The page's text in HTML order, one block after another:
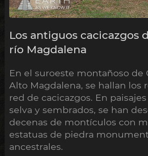
Los antiguos cacicazgos
río Magdalena
En el suroeste montañoso de
Alto Magdalena, se hallan los
red de cacicazgos. En
selva y sembrados, se han
decenas de montículos con
estatuas de piedra
ancestrales.